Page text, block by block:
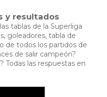
y resultados
tablas de la Superliga
goleadores, tabla de
de todos los partidos de
de salir campeón?
Todas las respuestas en